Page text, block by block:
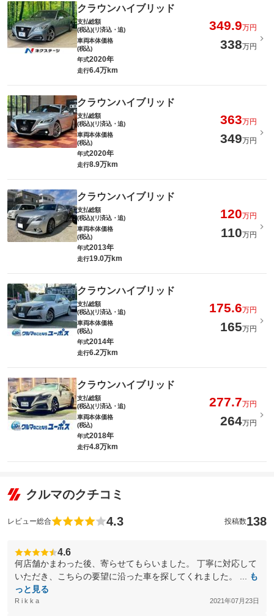
クラウンハイブリッド
支払総額
(税込)(リ済込・追)
349.9万円
車両本体価格
(税込)
338万円
年式2020年
走行6.4万km
クラウンハイブリッド
支払総額
(税込)(リ済込・追)
363万円
車両本体価格
(税込)
349万円
年式2020年
走行8.9万km
クラウンハイブリッド
支払総額
(税込)(リ済込・追)
120万円
車両本体価格
(税込)
110万円
年式2013年
走行19.0万km
クラウンハイブリッド
支払総額
(税込)(リ済込・追)
175.6万円
車両本体価格
(税込)
165万円
年式2014年
走行6.2万km
クラウンハイブリッド
支払総額
(税込)(リ済込・追)
277.7万円
車両本体価格
(税込)
264万円
年式2018年
走行4.8万km
クルマのクチコミ
レビュー総合 4.3 投稿数138
4.6
何店舗かまわった後、寄らせてもらいました。 丁寧に対応して
いただき、こちらの要望に沿った車を探してくれました。 ...
も
っと見る
R i k k a 2021年07月23日